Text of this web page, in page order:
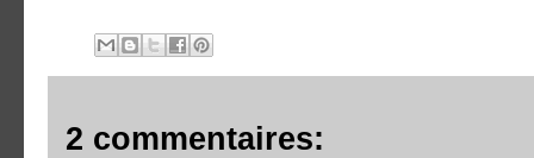
2 commentaires: